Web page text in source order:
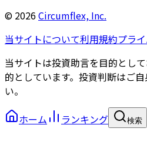
© 2026Circumflex, Inc.
当サイトについて利用規約プラ
当サイトは投資助言を目的とし
的としています。投資判断はご
い。
ホーム
ランキング 検索